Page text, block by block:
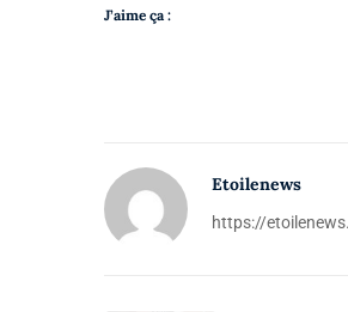
J’aime ça :
Etoilenews
https://